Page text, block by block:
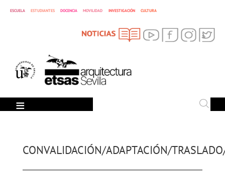
ESCUELA ESTUDIANTES DOCENCIA MOVILIDAD INVESTIGACIÓN CULTURA
CONVALIDACIÓN/ADAPTACIÓN/